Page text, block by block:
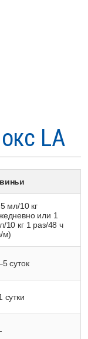
LA
мл/10 кг
или 1
10 кг 1 раз/48 ч
м)
суток
сутки